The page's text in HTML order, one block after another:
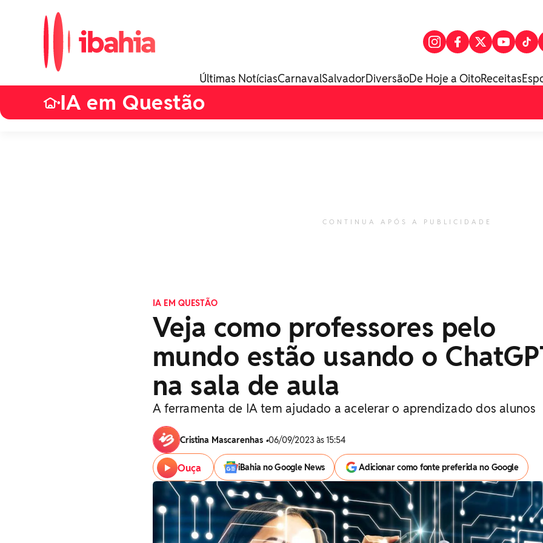
Últimas NotíciasCarnavalSalvadorDiversãoDe Hoje a OitoReceitas
•IA em Questão
CONTINUA APÓS A PUBLICIDADE
IA EM QUESTÃO
Veja como professores pelo
mundo estão usando o
na sala de aula
A ferramenta de IA tem ajudado a acelerar o aprendizado dos alunos
Cristina Mascarenhas •06/09/2023 às 15:54
Ouça iBahia no Google News Adicionar como fonte preferida no Google